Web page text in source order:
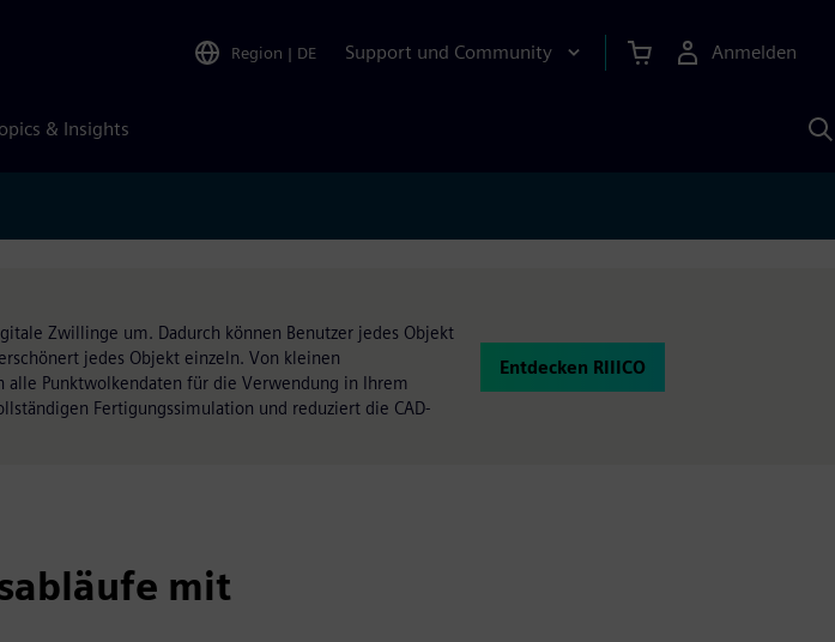
Region | DE Support und Community Anmelden
& Insights
KI
Zwillinge um. Dadurch können Benutzer jedes Objekt
jedes Objekt einzeln. Von kleinen
alle Punktwolkendaten für die Verwendung in Ihrem
Fertigungssimulation und reduziert die CAD-
Entdecken RIIICO
mit